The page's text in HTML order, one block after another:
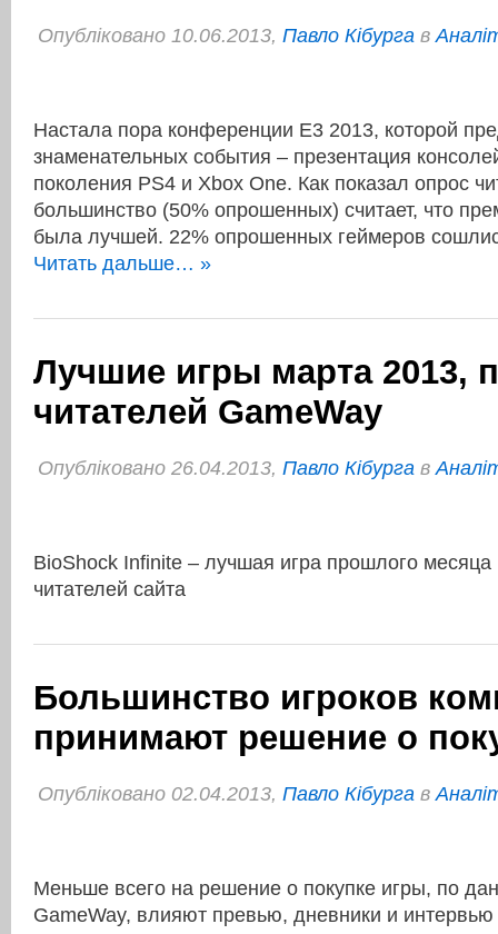
Опубліковано 10.06.2013, Павло Кібурга в
Настала пора конференции E3 2013, которой
знаменательных события – презентация
поколения PS4 и Xbox One. Как показал опрос
большинство (50% опрошенных) считает, что
была лучшей. 22% опрошенных геймеров
Читать дальше… »
Лучшие игры марта 2013,
читателей GameWay
Опубліковано 26.04.2013, Павло Кібурга в
BioShock Infinite – лучшая игра прошлого
читателей сайта
Большинство игроков
принимают решение о
Опубліковано 02.04.2013, Павло Кібурга в
Меньше всего на решение о покупке игры, по
GameWay, влияют превью, дневники и интервью